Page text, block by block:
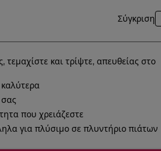
Σύγκριση
τεμαχίστε και τρίψτε, απευθείας στο
σας
που χρειάζεστε
για πλύσιμο σε πλυντήριο πιάτων